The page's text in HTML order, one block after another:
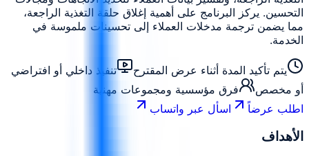
التحسين. يركز البرنامج على أهمية إغلاق حلقة التغذية الراجعة،
مما يضمن ترجمة مدخلات العملاء إلى تحسينات ملموسة في
الخدمة.
يتم تأكيد المدة أثناء عرض المقترح
تنفيذ داخلي أو افتراضي
أو مخصص
فرق مؤسسية ومجموعات مهنية
اطلب عرضاً
اسأل عبر واتساب
الأهداف